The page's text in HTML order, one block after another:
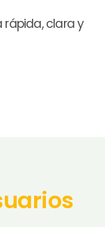
rápida, clara y